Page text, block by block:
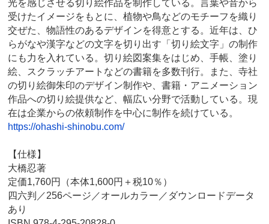
光を感じさせる切り絵作品を制作している。言葉や音から
受けたイメージをもとに、植物や鳥などのモチーフを織り
交ぜた、物語性のあるデザインを得意とする。近年は、ひ
らがなや漢字などの文字を切り出す「切り絵文字」の制作
にも力を入れている。切り絵図案集をはじめ、手帳、塗り
絵、スクラッチアートなどの書籍を多数刊行。また、寺社
の切り絵御朱印のデザイン制作や、書籍・アニメーション
作品への切り絵提供など、幅広い分野で活動している。現
在は企業からの依頼制作を中心に制作を続けている。
https://ohashi-shinobu.com/
【仕様】
大橋忍著
定価1,760円（本体1,600円＋税10％）
四六判／256ページ／オールカラー／ダウンロードデータ
あり